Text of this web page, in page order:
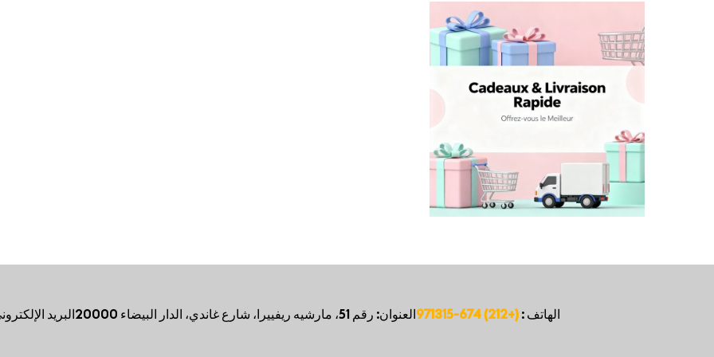
الهاتف :(+212) 674-971315 العنوان: رقم 51، مارشيه ريفييرا، شارع غاندي، الدار البيضاء 20000 البريد